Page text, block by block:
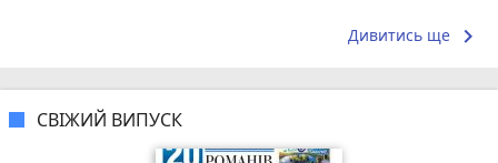
Дивитись ще keyboard_arrow_right
СВІЖИЙ ВИПУСК